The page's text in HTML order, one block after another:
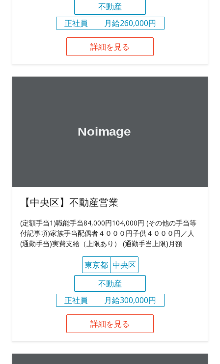
不動産
正社員
月給260,000円
詳細を見る
【中央区】不動産営業
(定額手当1)職能手当84,000円104,000円 (その他の手当等
付記事項)家族手当配偶者４０００円子供４０００円／人
(通勤手当)実費支給（上限あり） (通勤手当上限)月額
東京都 中央区
不動産
正社員
月給300,000円
詳細を見る